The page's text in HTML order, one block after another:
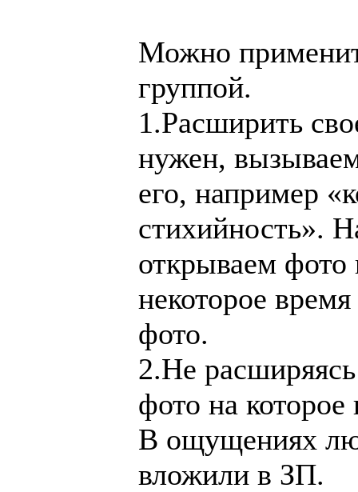
Можно
группой.
1.Расширить
нужен,
его, например
стихийность».
открываем фото
некоторое
фото.
2.Не
фото на
В ощущениях
вложили в ЗП.